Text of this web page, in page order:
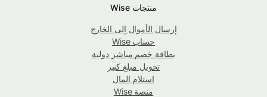
منتجات Wise
إرسال الأموال إلى الخارج
حساب Wise
بطاقة خصم مباشر دولية
تحويل مبلغ كبير
استلام المال
منصة Wise